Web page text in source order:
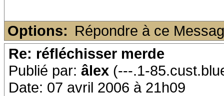
Options: Répondre à ce
Re: réfléchisser merde
Publié par: âlex (---.1-
Date: 07 avril 2006 à 21h09